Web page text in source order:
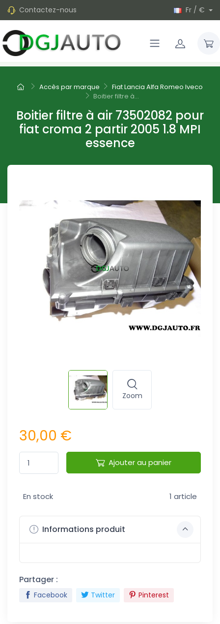
Contactez-nous Fr / €
Accès par marque
Fiat Lancia Alfa Romeo Iveco
Boitier filtre à...
Boitier filtre à air 73502082 pour
fiat croma 2 partir 2005 1.8 MPI
essence
Zoom
30,00 €
Ajouter au panier
En stock 1 article
Informations produit
Partager :
Facebook Twitter Pinterest